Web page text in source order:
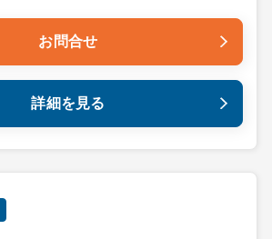
お問合せ
詳細を見る